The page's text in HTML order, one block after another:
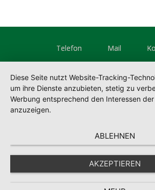
Telefon Mail
Diese Seite nutzt Website-Tracking-
um ihre Dienste anzubieten, stetig zu
Werbung entsprechend den Interessen
anzuzeigen.
ABLEHNEN
AKZEPTIEREN